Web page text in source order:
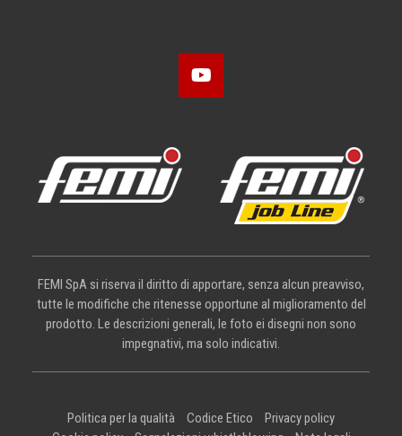
FEMI SpA si riserva il diritto di apportare, senza alcun preavviso,
tutte le modifiche che ritenesse opportune al miglioramento del
prodotto. Le descrizioni generali, le foto ei disegni non sono
impegnativi, ma solo indicativi.
Politica per la qualità Codice Etico
Privacy policy